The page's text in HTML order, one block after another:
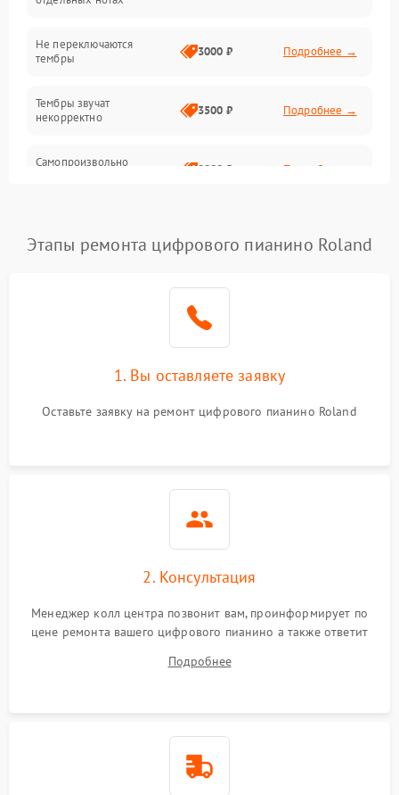
Аудио
Оптика
Не переключаются
тембры
3000 ₽ Подробнее →
Тембры звучат
некорректно
3500 ₽ Подробнее →
Самопроизвольно
2800 ₽ Подробнее →
Этапы ремонта цифрового пианино Roland
1. Вы оставляете заявку
Оставьте заявку на ремонт цифрового пианино Roland
2. Консультация
Менеджер колл центра позвонит вам, проинформирует по
цене ремонта вашего цифрового пианино а также ответит
Подробнее